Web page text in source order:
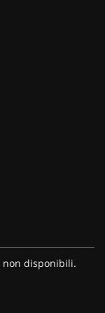
non disponibili.